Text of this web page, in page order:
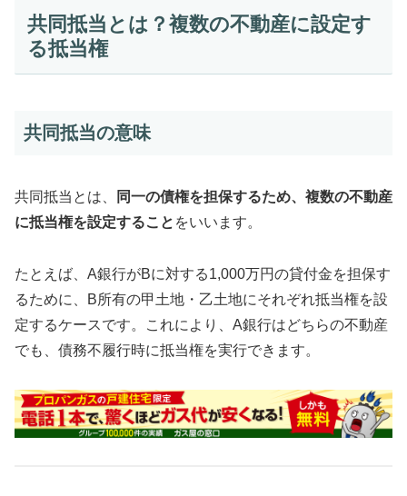
共同抵当とは？複数の不動産に設定す
る抵当権
共同抵当の意味
共同抵当とは、
同一の債権を担保するため、複数の不動産
に抵当権を設定すること をいいます。
たとえば、A銀行がBに対する1,000万円の貸付金を担保す
るために、B所有の甲土地・乙土地にそれぞれ抵当権を設
定するケースです。これにより、A銀行はどちらの不動産
でも、債務不履行時に抵当権を実行できます。